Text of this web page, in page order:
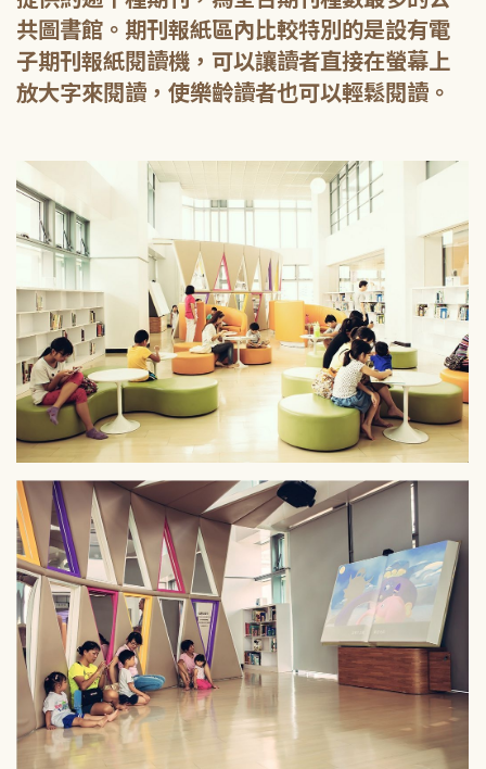
共圖書館。期刊報紙區內比較特別的是設有電
子期刊報紙閱讀機，可以讓讀者直接在螢幕上
放大字來閱讀，使樂齡讀者也可以輕鬆閱讀。